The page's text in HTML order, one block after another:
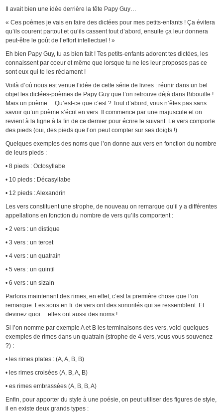
Il avait bien une idée derrière la tête Papy Guy…
« Ces poèmes je vais en faire des dictées pour mes petits-enfants ! Ça évitera
qu’ils courent partout et qu’ils cassent tout d’abord, ensuite ça leur donnera
peut-être le goût de l’effort intellectuel ! »
Eh bien Papy Guy, tu as bien fait ! Tes petits-enfants adorent tes dictées, les
connaissent par coeur et même que lorsque tu ne les leur proposes pas ce
sont eux qui te les réclament !
Voilà d’où nous est venue l’idée de cette série de livres : réunir dans un bel
objet les dictées-poèmes de Papy Guy que l’on retrouve déjà dans Bibouille !
Mais un poème… Qu’est-ce que c’est ? Tout d’abord, vous n’êtes pas sans
savoir qu’un poème s’écrit en vers. Il commence par une majuscule et on
revient à la ligne à la fin de ce dernier pour écrire le suivant. Le vers comporte
des pieds (oui, des pieds que l’on peut compter sur ses doigts !)
Quelques exemples des noms que l’on donne aux vers en fonction du nombre
de leurs pieds :
• 8 pieds : Octosyllabe
• 10 pieds : Décasyllabe
• 12 pieds : Alexandrin
Les vers constituent une strophe, de nouveau on remarque qu’il y a différentes
appellations en fonction du nombre de vers qu’ils comportent :
• 2 vers : un distique
• 3 vers : un tercet
• 4 vers : un quatrain
• 5 vers : un quintil
• 6 vers : un sizain
Parlons maintenant des rimes, en effet, c’est la première chose que l’on
remarque. Les sons en fi de vers ont des sonorités qui se ressemblent. Et
devinez quoi… elles ont aussi des noms !
Si l’on nomme par exemple A et B les terminaisons des vers, voici quelques
exemples de rimes dans un quatrain (strophe de 4 vers, vous vous souvenez
?) :
• les rimes plates : (A, A, B, B)
• les rimes croisées (A, B, A, B)
• es rimes embrassées (A, B, B, A)
Enfin, pour apporter du style à une poésie, on peut utiliser des figures de style,
il en existe deux grands types :